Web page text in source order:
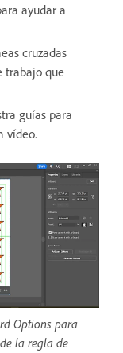
ayudar a
cruzadas
trabajo que
guías para
vídeo.
Options para
la regla de